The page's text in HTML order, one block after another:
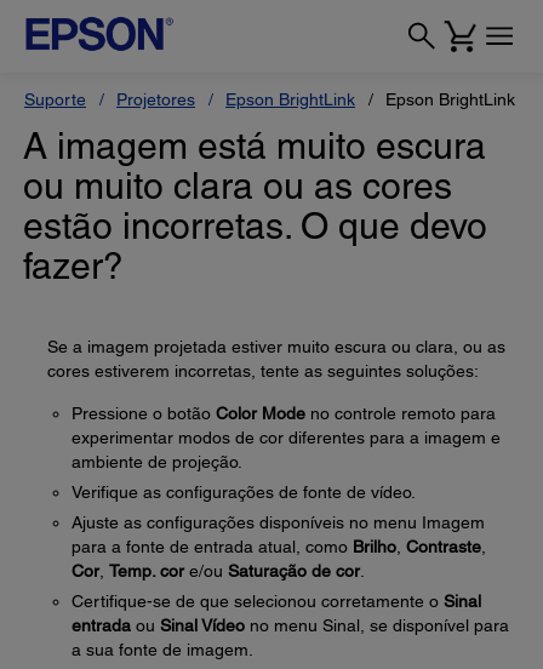
Suporte Projetores Epson BrightLink Epson BrightLink
A imagem está muito escura
ou muito clara ou as cores
estão incorretas. O que devo
fazer?
Se a imagem projetada estiver muito escura ou clara, ou as
cores estiverem incorretas, tente as seguintes soluções:
Pressione o botão Color Mode no controle remoto para
experimentar modos de cor diferentes para a imagem e
ambiente de projeção.
Verifique as configurações de fonte de vídeo.
Ajuste as configurações disponíveis no menu Imagem
para a fonte de entrada atual, como Brilho Contraste
Cor, Temp. core/ou Saturação de cor.
Certifique-se de que selecionou corretamente o Sinal
entrada ou Sinal Vídeo no menu Sinal, se disponível para
a sua fonte de imagem.